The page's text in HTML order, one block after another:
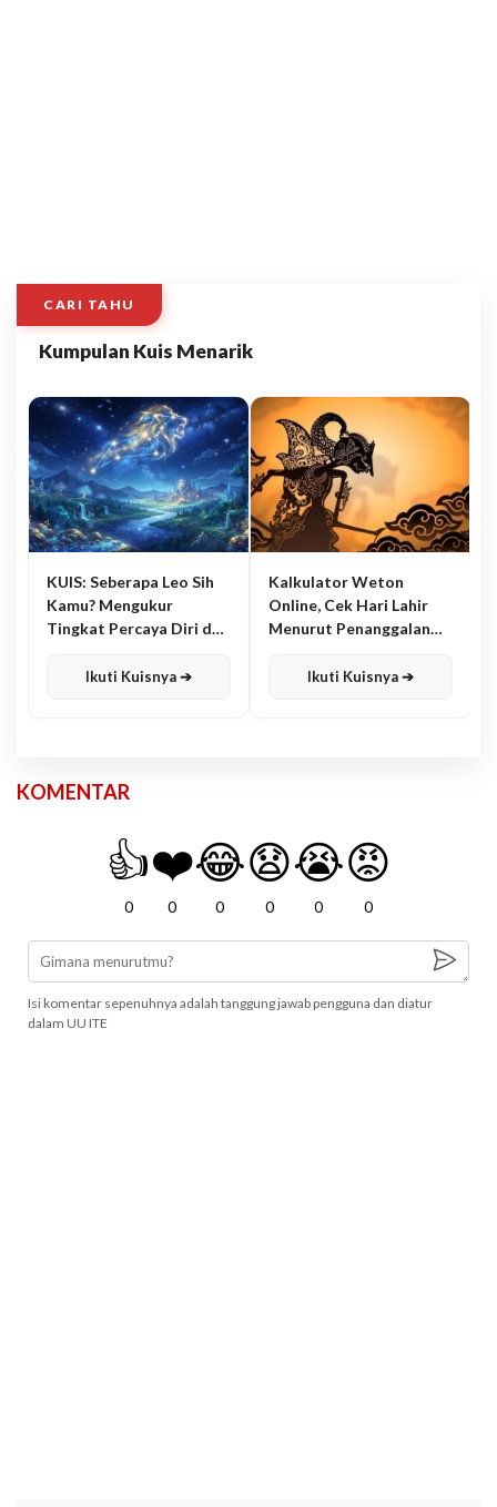
CARI TAHU
Kumpulan Kuis Menarik
KUIS: Seberapa Leo Sih
Kamu? Mengukur
Tingkat Percaya Diri dan
Ikuti Kuisnya ➔
Kalkulator Weton
Online, Cek Hari Lahir
Menurut Penanggalan
Ikuti Kuisnya ➔
KOMENTAR
👍
0
❤️
0
😂
0
😧
0
😭
0
😡
0
Isi komentar sepenuhnya adalah tanggung jawab pengguna dan diatur
dalam UU ITE